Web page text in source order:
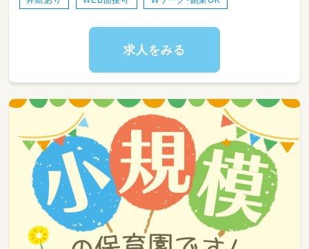
11:00～昼食
12:30～午睡(事務作業/ブレスチェック/休憩)
16:30～降園
求人をみる